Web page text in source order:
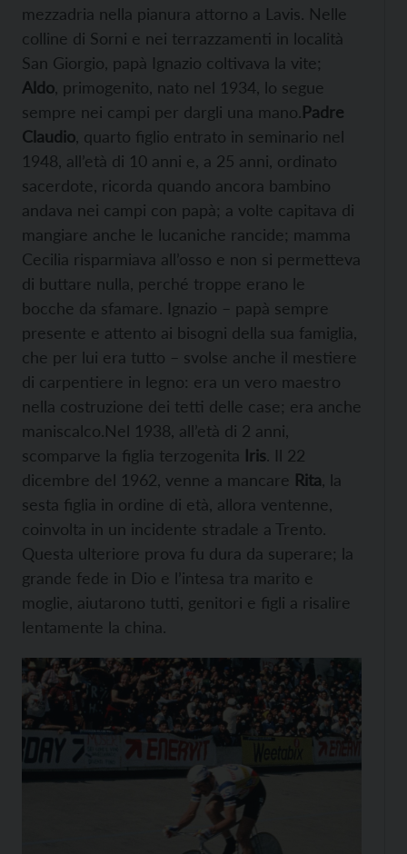
mezzadria nella pianura attorno a Lavis. Nelle
colline di Sorni e nei terrazzamenti in località
San Giorgio, papà Ignazio coltivava la vite;
Aldo , primogenito, nato nel 1934, lo segue
sempre nei campi per dargli una mano.Padre
Claudio , quarto figlio entrato in seminario nel
1948, all’età di 10 anni e, a 25 anni, ordinato
sacerdote, ricorda quando ancora bambino
andava nei campi con papà; a volte capitava di
mangiare anche le lucaniche rancide; mamma
Cecilia risparmiava all’osso e non si permetteva
di buttare nulla, perché troppe erano le
bocche da sfamare. Ignazio – papà sempre
presente e attento ai bisogni della sua famiglia,
che per lui era tutto – svolse anche il mestiere
di carpentiere in legno: era un vero maestro
nella costruzione dei tetti delle case; era anche
maniscalco.Nel 1938, all’età di 2 anni,
scomparve la figlia terzogenita Iris. Il 22
dicembre del 1962, venne a mancare Rita , la
sesta figlia in ordine di età, allora ventenne,
coinvolta in un incidente stradale a Trento.
Questa ulteriore prova fu dura da superare; la
grande fede in Dio e l’intesa tra marito e
moglie, aiutarono tutti, genitori e figli a risalire
lentamente la china.